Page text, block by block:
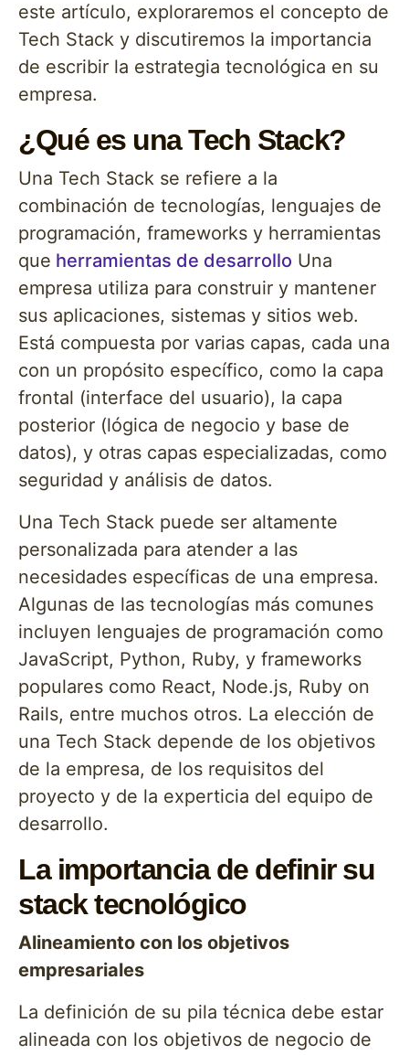
este artículo, exploraremos el concepto de
Tech Stack y discutiremos la importancia
de escribir la estrategia tecnológica en su
empresa.
¿Qué es una Tech Stack?
Una Tech Stack se refiere a la
combinación de tecnologías, lenguajes de
programación, frameworks y herramientas
que herramientas de desarrollo Una
empresa utiliza para construir y mantener
sus aplicaciones, sistemas y sitios web.
Está compuesta por varias capas, cada una
con un propósito específico, como la capa
frontal (interface del usuario), la capa
posterior (lógica de negocio y base de
datos), y otras capas especializadas, como
seguridad y análisis de datos.
Una Tech Stack puede ser altamente
personalizada para atender a las
necesidades específicas de una empresa.
Algunas de las tecnologías más comunes
incluyen lenguajes de programación como
JavaScript, Python, Ruby, y frameworks
populares como React, Node.js, Ruby on
Rails, entre muchos otros. La elección de
una Tech Stack depende de los objetivos
de la empresa, de los requisitos del
proyecto y de la experticia del equipo de
desarrollo.
La importancia de definir su
stack tecnológico
Alineamiento con los objetivos
empresariales
La definición de su pila técnica debe estar
alineada con los objetivos de negocio de